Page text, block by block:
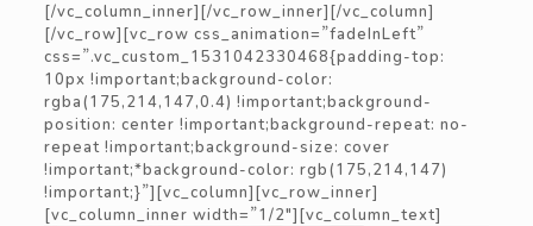
[/vc_column_inner][/vc_row_inner][/vc_column]
[/vc_row][vc_row css_animation=”fadeInLeft”
css=”.vc_custom_1531042330468{padding-top:
10px !important;background-color:
rgba(175,214,147,0.4) !important;background-
position: center !important;background-repeat: no-
repeat !important;background-size: cover
!important;*background-color: rgb(175,214,147)
!important;}”][vc_column][vc_row_inner]
[vc_column_inner width=”1/2″][vc_column_text]